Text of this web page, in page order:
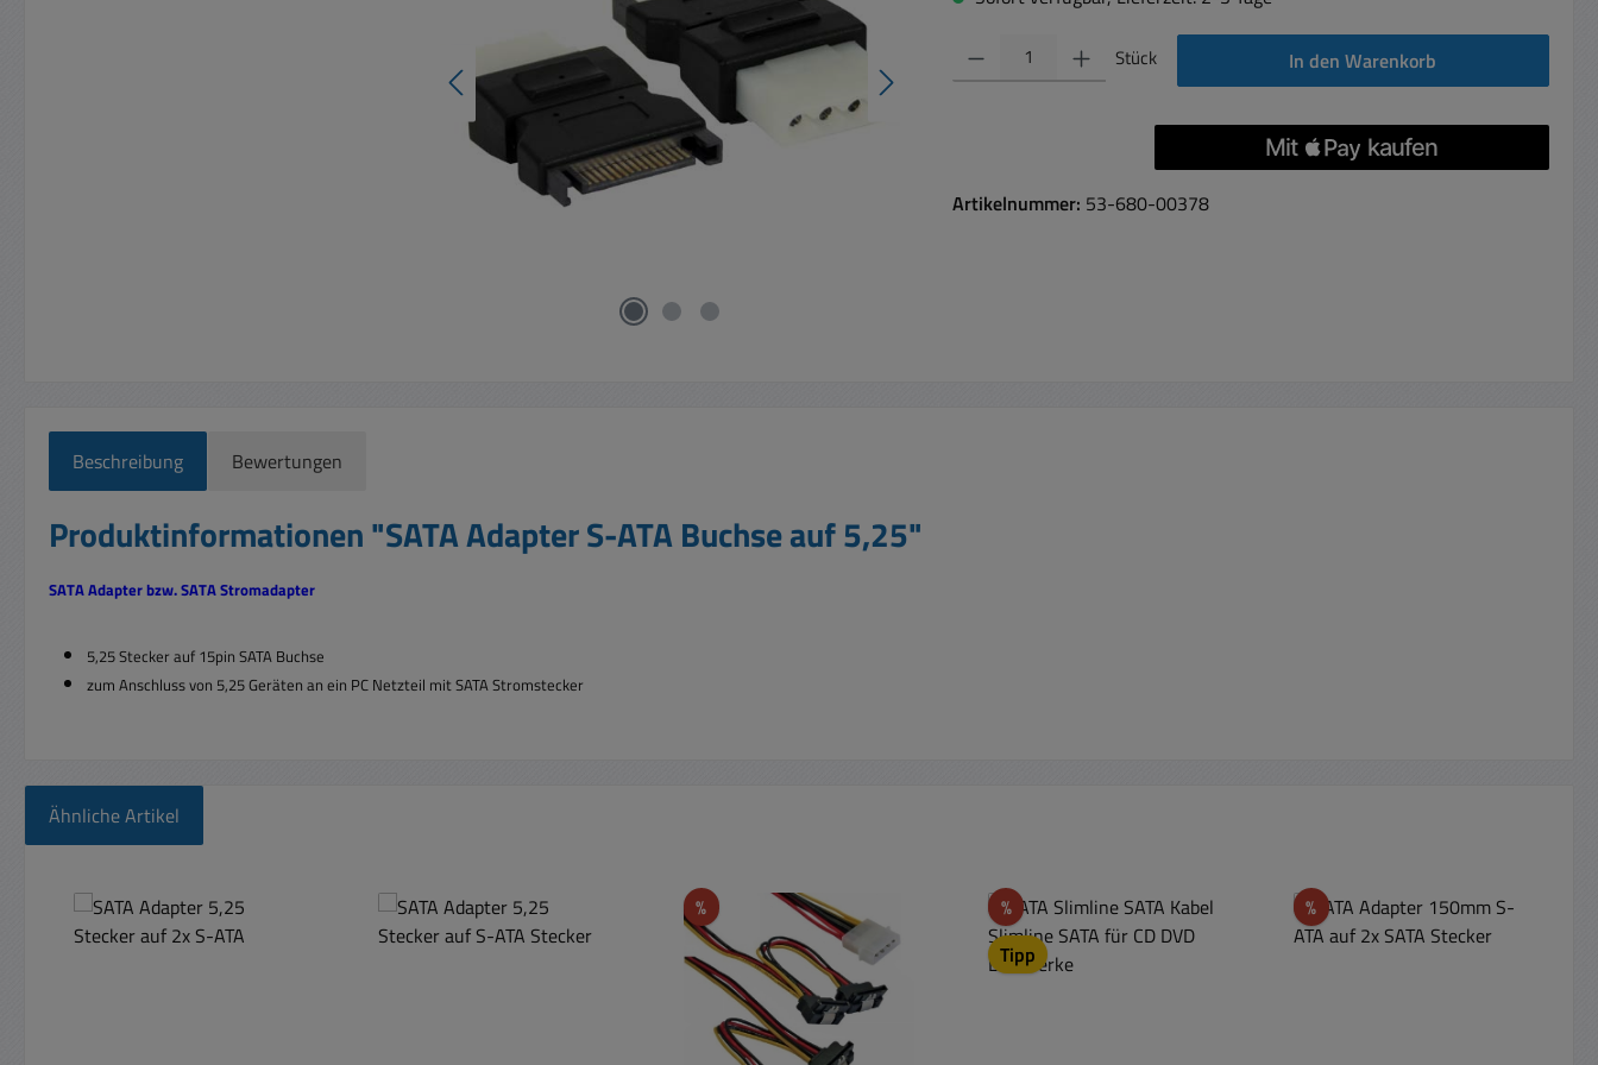
Produkt Anzahl: Gib den gewünschten Wert ein oder benutze die Schaltflächen um die
Stück In den Warenkorb
Artikelnummer: 53-680-00378
Beschreibung Bewertungen
Produktinformationen "SATA Adapter S-ATA Buchse auf 5,25"
SATA Adapter bzw. SATA Stromadapter
5,25 Stecker auf 15pin SATA Buchse
zum Anschluss von 5,25 Geräten an ein PC Netzteil mit SATA Stromstecker
Ähnliche Artikel
%Rabatt %Rabatt
Tipp
%Rabatt